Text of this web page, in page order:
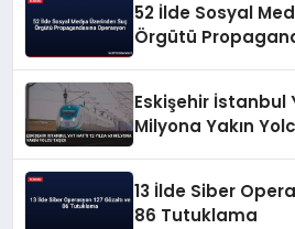
52 İlde Sosyal
Örgütü
Eskişehir İstanbul
Milyona Yakın
13 İlde Siber
86 Tutuklama